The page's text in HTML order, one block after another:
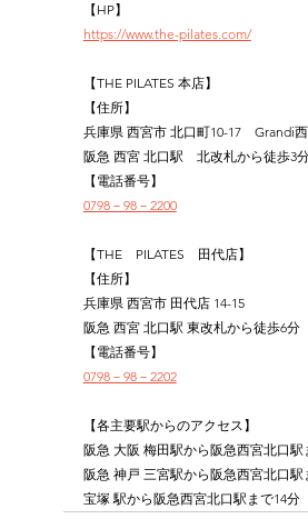
【HP】
https://www.the-pilates.com/
【THE PILATES 本店】
【住所】
兵庫県 西宮市 北口町10-17　Grandi
阪急 西宮 北口駅　北改札から徒歩3
【電話番号】
0798－98－2200
【THE　PILATES　田代店】
【住所】
兵庫県 西宮市 田代店 14-15
阪急 西宮 北口駅 東改札から徒歩6分
【電話番号】
0798－98－2202
【各主要駅からのアクセス】
阪急 大阪 梅田駅から阪急西宮北口駅
阪急 神戸 三宮駅から阪急西宮北口駅
宝塚 駅から阪急西宮北口駅まで14分